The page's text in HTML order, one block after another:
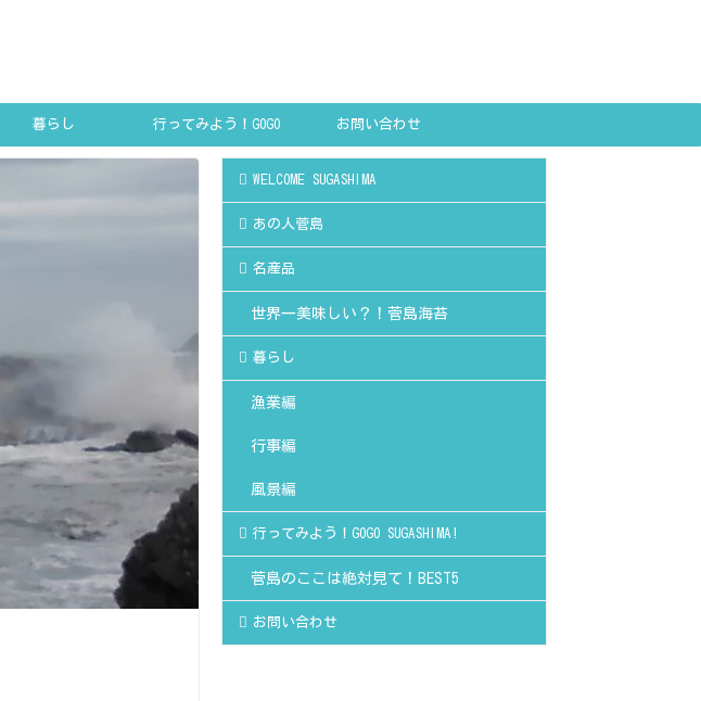
暮らし 行ってみよう！GOGO お問い合わせ
WELCOME SUGASHIMA
あの人菅島
名産品
世界一美味しい？！菅島海苔
暮らし
漁業編
行事編
風景編
行ってみよう！GOGO SUGASHIMA!
菅島のここは絶対見て！BEST5
お問い合わせ